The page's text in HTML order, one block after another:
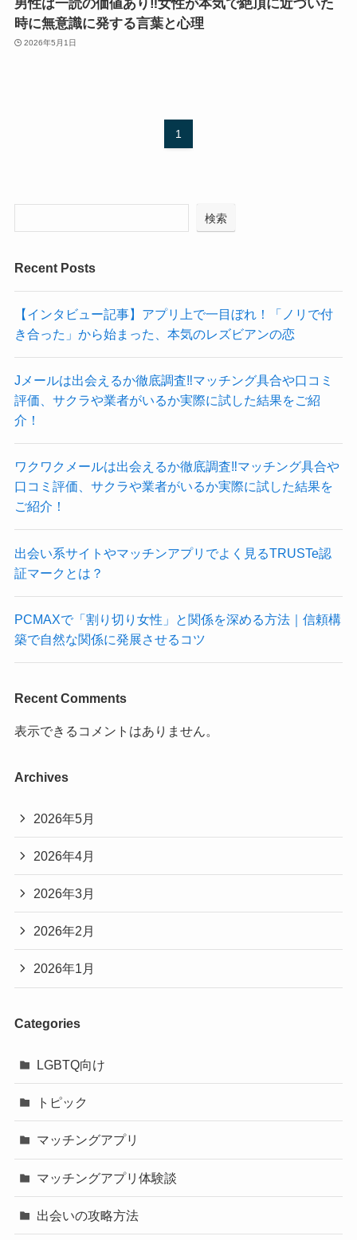
男性は一読の価値あり‼女性が本気で絶頂に近づいた
時に無意識に発する言葉と心理
2026年5月1日
1
検索
Recent Posts
【インタビュー記事】アプリ上で一目ぼれ！「ノリで付
き合った」から始まった、本気のレズビアンの恋
Jメールは出会えるか徹底調査‼マッチング具合や口コミ
評価、サクラや業者がいるか実際に試した結果をご紹
介！
ワクワクメールは出会えるか徹底調査‼マッチング具合や
口コミ評価、サクラや業者がいるか実際に試した結果を
ご紹介！
出会い系サイトやマッチンアプリでよく見るTRUSTe認
証マークとは？
PCMAXで「割り切り女性」と関係を深める方法｜信頼構
築で自然な関係に発展させるコツ
Recent Comments
表示できるコメントはありません。
Archives
2026年5月
2026年4月
2026年3月
2026年2月
2026年1月
Categories
LGBTQ向け
トピック
マッチングアプリ
マッチングアプリ体験談
出会いの攻略方法